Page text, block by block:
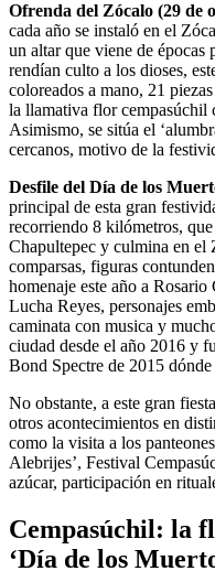
Ofrenda del Zócalo (29 de
cada año se instaló en el
un altar que viene de épocas
rendían culto a los dioses,
coloreados a mano, 21
la llamativa flor cempasúchil
Asimismo, se sitúa el
cercanos, motivo de la
Desfile del Día de los
principal de esta gran
recorriendo 8 kilómetros,
Chapultepec y culmina en
comparsas, figuras
homenaje este año a
Lucha Reyes, personajes
caminata con musica y
ciudad desde el año 2016 y
Bond Spectre de 2015
No obstante, a este gran
otros acontecimientos en
como la visita a los
Alebrijes’, Festival
azúcar, participación en
Cempasúchil: la
‘Día de los